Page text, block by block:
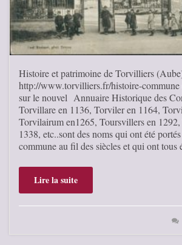
Histoire et patrimoine de Torvilliers
http://www.torvilliers.fr/histoire-commune
sur le nouvel Annuaire Historique des
Torvillare en 1136, Torviler en 1164,
Torvilairum en1265, Toursvillers en
1338, etc..sont des noms qui ont été
commune au fil des siècles et qui ont tous
Lire la suite